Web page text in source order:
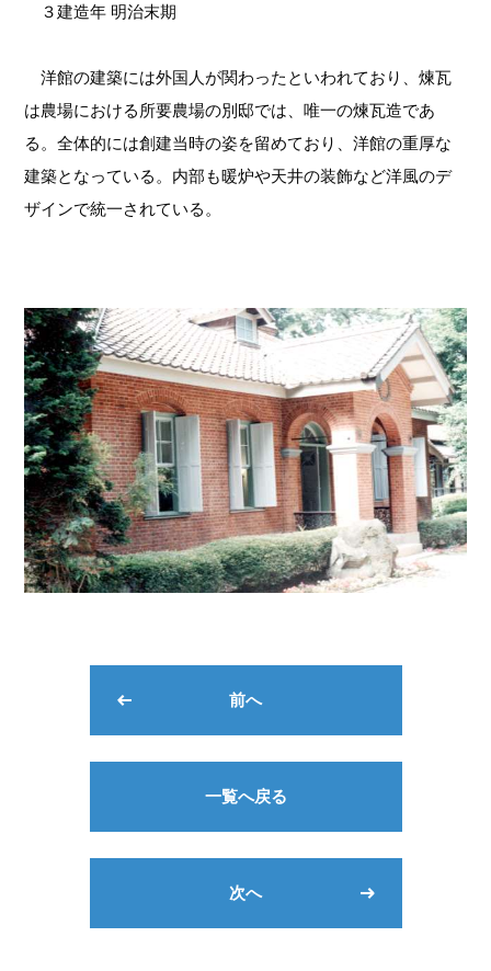
３建造年 明治末期
洋館の建築には外国人が関わったといわれており、煉瓦
は農場における所要農場の別邸では、唯一の煉瓦造であ
る。全体的には創建当時の姿を留めており、洋館の重厚な
建築となっている。内部も暖炉や天井の装飾など洋風のデ
ザインで統一されている。
前へ
一覧へ戻る
次へ